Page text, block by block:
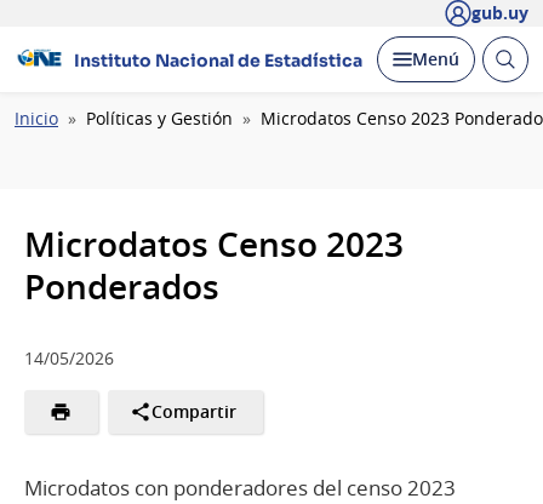
gub.uy
Instituto Nacional de Estadística Desplegar
Menú Abrir
Ruta
Inicio Políticas y Gestión Microdatos Censo 2023
Microdatos Censo 2023
Ponderados
14/05/2026
Compartir
Microdatos con ponderadores del censo 2023